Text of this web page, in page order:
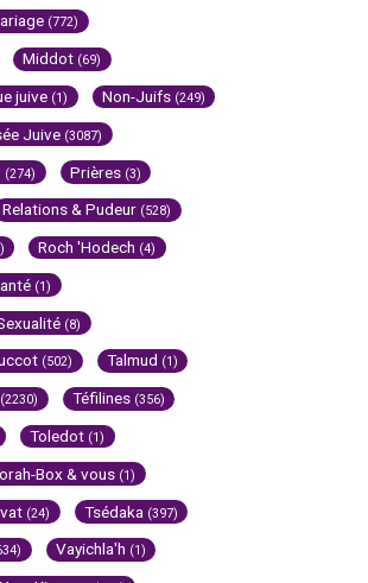
(772)
Middot (69)
juive (1) Non-Juifs (249)
Juive (3087)
(274) Prières (3)
Relations & Pudeur (528)
Roch 'Hodech (4)
(1)
(8)
(502) Talmud (1)
(2230) Téfilines (356)
Toledot (1)
Box & vous (1)
(24) Tsédaka (397)
Vayichla'h (1)